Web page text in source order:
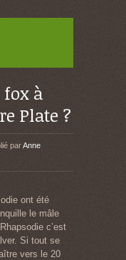
à
Plate ?
parAnne
ont été
le mâle
c’est
Si tout se
vers le 20